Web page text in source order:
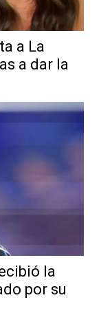
a La
a dar la
la
por su